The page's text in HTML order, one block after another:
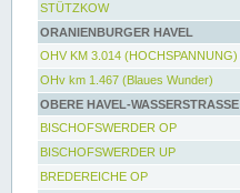
STÜTZKOW
ORANIENBURGER HAVEL
OHV KM 3.014 (HOCHSPANNUNG)
OHv km 1.467 (Blaues Wunder)
OBERE HAVEL-WASSERSTRASSE
BISCHOFSWERDER OP
BISCHOFSWERDER UP
BREDEREICHE OP